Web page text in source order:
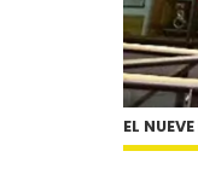
EL NUEVE